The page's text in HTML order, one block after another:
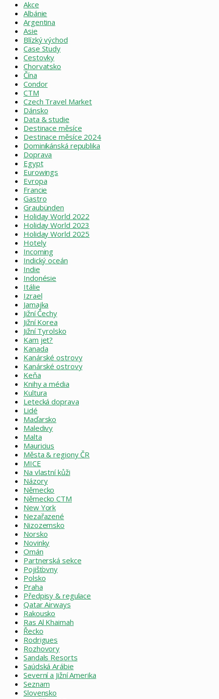
Akce
Albánie
Argentina
Asie
Blízký východ
Case Study
Cestovky
Chorvatsko
Čína
Condor
CTM
Czech Travel Market
Dánsko
Data & studie
Destinace měsíce
Destinace měsíce 2024
Dominikánská republika
Doprava
Egypt
Eurowings
Evropa
Francie
Gastro
Graubünden
Holiday World 2022
Holiday World 2023
Holiday World 2025
Hotely
Incoming
Indický oceán
Indie
Indonésie
Itálie
Izrael
Jamajka
Jižní Čechy
Jižní Korea
Jižní Tyrolsko
Kam jet?
Kanada
Kanárské ostrovy
Kanárské ostrovy
Keňa
Knihy a média
Kultura
Letecká doprava
Lidé
Maďarsko
Maledivy
Malta
Mauricius
Města & regiony ČR
MICE
Na vlastní kůži
Názory
Německo
Německo CTM
New York
Nezařazené
Nizozemsko
Norsko
Novinky
Omán
Partnerská sekce
Pojišťovny
Polsko
Praha
Předpisy & regulace
Qatar Airways
Rakousko
Ras Al Khaimah
Řecko
Rodrigues
Rozhovory
Sandals Resorts
Saúdská Arábie
Severní a Jižní Amerika
Seznam
Slovensko